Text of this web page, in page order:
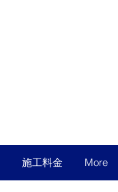
施工料金 More